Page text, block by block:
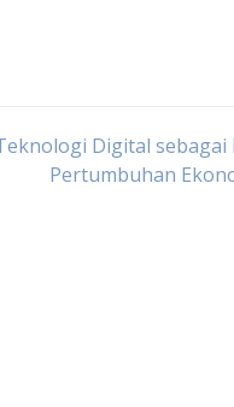
Digital
Pertumbuhan